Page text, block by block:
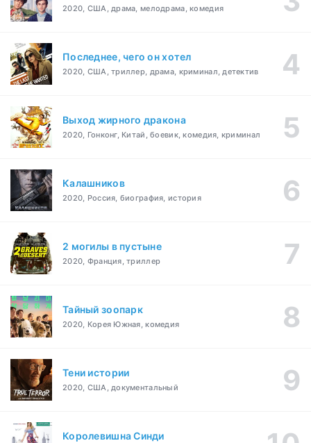
2020, США, драма, мелодрама, комедия
Последнее, чего он хотел
2020, США, триллер, драма, криминал, детектив
Выход жирного дракона
2020, Гонконг, Китай, боевик, комедия, криминал
Калашников
2020, Россия, биография, история
2 могилы в пустыне
2020, Франция, триллер
Тайный зоопарк
2020, Корея Южная, комедия
Тени истории
2020, США, документальный
Королевишна Синди